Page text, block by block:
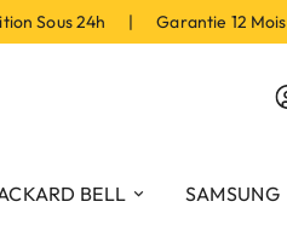
Sous 24h | Garantie 12 Mois |
BELL SAMSUNG